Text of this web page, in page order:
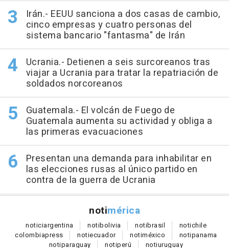
Irán.- EEUU sanciona a dos casas de cambio,
cinco empresas y cuatro personas del
sistema bancario "fantasma" de Irán
Ucrania.- Detienen a seis surcoreanos tras
viajar a Ucrania para tratar la repatriación de
soldados norcoreanos
Guatemala.- El volcán de Fuego de
Guatemala aumenta su actividad y obliga a
las primeras evacuaciones
Presentan una demanda para inhabilitar en
las elecciones rusas al único partido en
contra de la guerra de Ucrania
notimérica
noticiargentina notibolivia notibrasil notichile
colombiapress notiecuador notiméxico notipanama
notiparaguay notiperú notiuruguay